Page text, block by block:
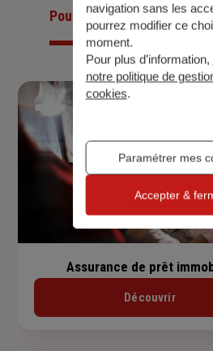
Pour les particuliers Pour
Assurance de prêt
Découvrir
navigation sans les
pourrez modifier ce
moment.
Pour plus d’information,
notre politique de
cookies.
Paramétrer mes
Accepter &